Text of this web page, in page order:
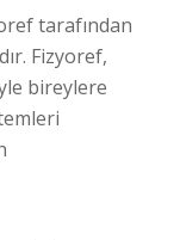
tarafından
Fizyoref,
bireylere